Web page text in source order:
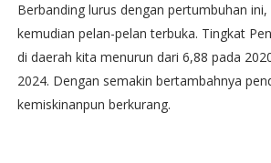
Berbanding lurus dengan pertumbuhan
kemudian pelan-pelan terbuka. Tingkat
di daerah kita menurun dari 6,88 pada
2024. Dengan semakin bertambahnya
kemiskinanpun berkurang.